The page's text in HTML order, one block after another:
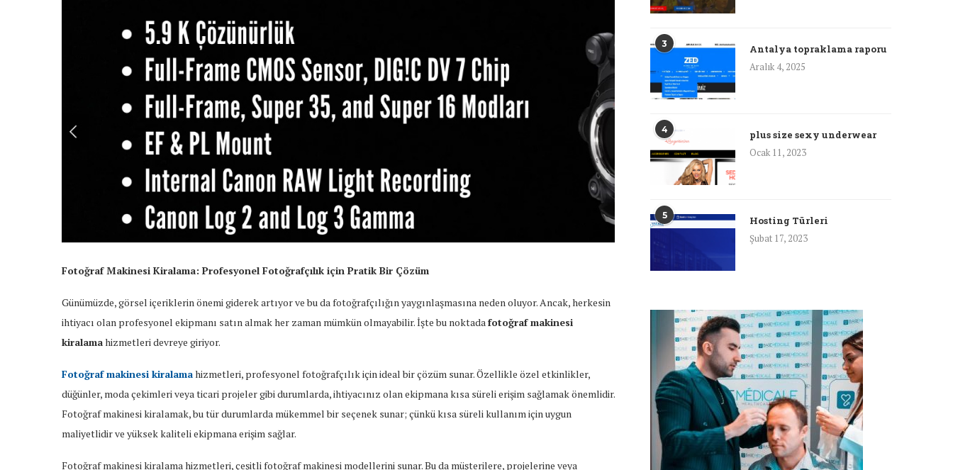
Fotoğraf Makinesi Kiralama: Profesyonel Fotoğrafçılık için Pratik Bir Çözüm
Günümüzde, görsel içeriklerin önemi giderek artıyor ve bu da fotoğrafçılığın yaygınlaşmasına neden oluyor. Ancak, herkesin
ihtiyacı olan profesyonel ekipmanı satın almak her zaman mümkün olmayabilir. İşte bu noktada fotoğraf makinesi
kiralamahizmetleri devreye giriyor.
Fotoğraf makinesi kiralamahizmetleri, profesyonel fotoğrafçılık için ideal bir çözüm sunar. Özellikle özel etkinlikler,
düğünler, moda çekimleri veya ticari projeler gibi durumlarda, ihtiyacınız olan ekipmana kısa süreli erişim sağlamak önemlidir.
Fotoğraf makinesi kiralamak, bu tür durumlarda mükemmel bir seçenek sunar; çünkü kısa süreli kullanım için uygun
maliyetlidir ve yüksek kaliteli ekipmana erişim sağlar.
Fotoğraf makinesi kiralama hizmetleri, çeşitli fotoğraf makinesi modellerini sunar. Bu da müşterilere, projelerine veya
3
Antalya topraklama raporu
Aralık 4, 2025
4
plus size sexy underwear
Ocak 11, 2023
5
Hosting Türleri
Şubat 17, 2023